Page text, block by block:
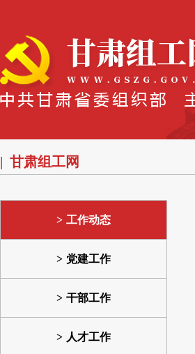
甘肃组工网
工作动态
党建工作
干部工作
人才工作